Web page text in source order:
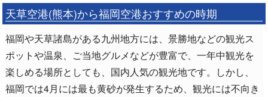
天草空港(熊本)から福岡空港おすすめの時期
福岡や天草諸島がある九州地方には、景勝地などの観光ス
ポットや温泉、ご当地グルメなどが豊富で、一年中観光を
楽しめる場所としても、国内人気の観光地です。しかし、
福岡では4月には最も黄砂が発生するため、観光には不向き